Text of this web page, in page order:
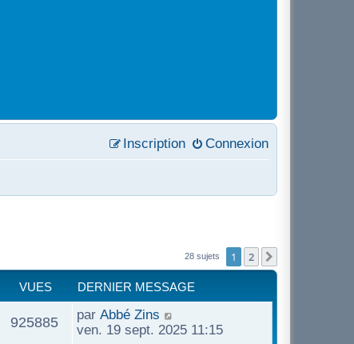
Connexion
Inscription
28 sujets 1 2
VUES DERNIER MESSAGE
925885V
D
e
par Abbé Zins
ven. 19 sept. 2025 11:15